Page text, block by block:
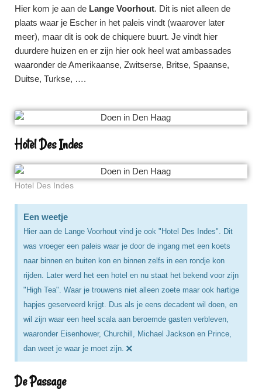
Hier kom je aan de Lange Voorhout. Dit is niet alleen de
plaats waar je Escher in het paleis vindt (waarover later
meer), maar dit is ook de chiquere buurt. Je vindt hier
duurdere huizen en er zijn hier ook heel wat ambassades
waaronder de Amerikaanse, Zwitserse, Britse, Spaanse,
Duitse, Turkse, ….
Hotel Des Indes
Hotel Des Indes
Een weetje
Hier aan de Lange Voorhout vind je ook "Hotel Des Indes". Dit
was vroeger een paleis waar je door de ingang met een koets
naar binnen en buiten kon en binnen zelfs in een rondje kon
rijden. Later werd het een hotel en nu staat het bekend voor zijn
"High Tea". Waar je trouwens niet alleen zoete maar ook hartige
hapjes geserveerd krijgt. Dus als je eens decadent wil doen, en
wil zijn waar een heel scala aan beroemde gasten verbleven,
waaronder Eisenhower, Churchill, Michael Jackson en Prince,
dan weet je waar je moet zijn. ×
De Passage